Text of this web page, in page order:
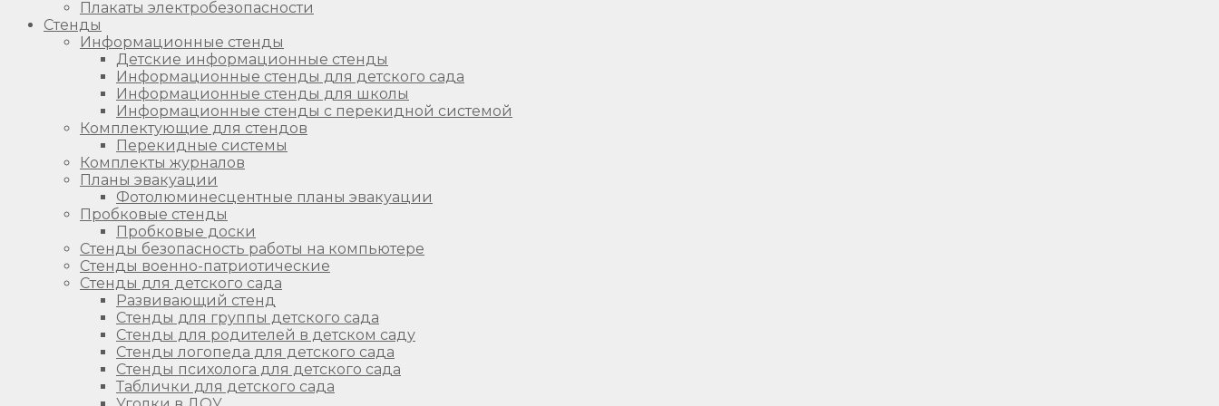
Плакаты электробезопасности
Стенды
Информационные стенды
Детские информационные стенды
Информационные стенды для детского сада
Информационные стенды для школы
Информационные стенды с перекидной системой
Комплектующие для стендов
Перекидные системы
Комплекты журналов
Планы эвакуации
Фотолюминесцентные планы эвакуации
Пробковые стенды
Пробковые доски
Стенды безопасность работы на компьютере
Стенды военно-патриотические
Стенды для детского сада
Развивающий стенд
Стенды для группы детского сада
Стенды для родителей в детском саду
Стенды логопеда для детского сада
Стенды психолога для детского сада
Таблички для детского сада